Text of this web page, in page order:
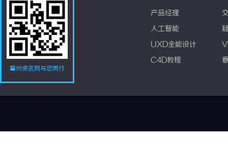
肇州资讯网与您同行
产品经理
人工智能
UXD全能设计
C4D教程